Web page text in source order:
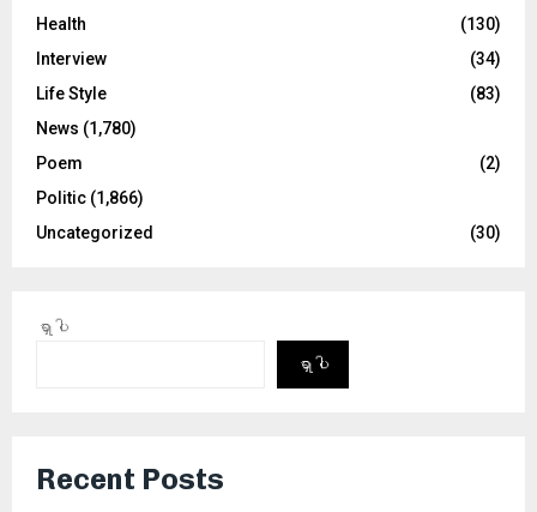
Health
(130)
Interview
(34)
Life Style
(83)
News (1,780)
Poem
(2)
Politic (1,866)
Uncategorized
(30)
ရှာပါ
ရှာပါ
Recent Posts